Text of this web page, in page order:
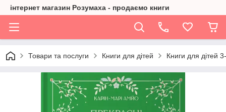
інтернет магазин Розумаха - продаємо книги
Товари та послуги Книги для дітей Книги для дітей